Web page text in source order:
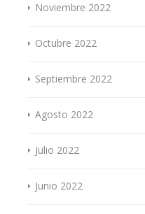
Noviembre 2022
Octubre 2022
Septiembre 2022
Agosto 2022
Julio 2022
Junio 2022